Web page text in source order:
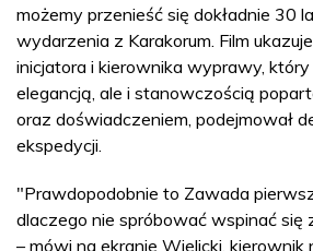
możemy przenieść się dokładnie 30
wydarzenia z Karakorum. Film
inicjatora i kierownika wyprawy,
elegancją, ale i stanowczością
oraz doświadczeniem, podejmował
ekspedycji.
"Prawdopodobnie to Zawada
dlaczego nie spróbować wspinać się
– mówi na ekranie Wielicki,